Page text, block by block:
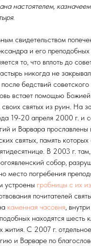
настоятелем,
свидетельством
и его
то, что вплоть до
никогда не
бедствий
встает помощью
своих святых из руин. На
19-20 апреля 2000 г. и
и Варвара
святых, память
В 2003 г. там,
собор,
место погребения
устроены гробницы с их
почитателей
каменная часовня,
находятся шесть
жития. С 2007 г.
и Варваре по